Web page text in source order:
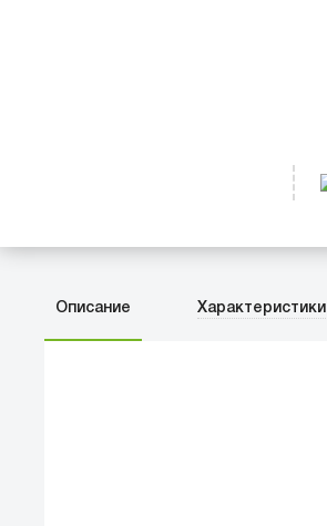
Описание Характеристики